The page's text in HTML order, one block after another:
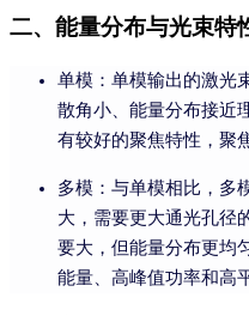
二、能量分布与光束特
单模：单模输出的激光
散角小、能量分布接近
有较好的聚焦特性，聚
多模：与单模相比，多
大，需要更大通光孔径
要大，但能量分布更均
能量、高峰值功率和高